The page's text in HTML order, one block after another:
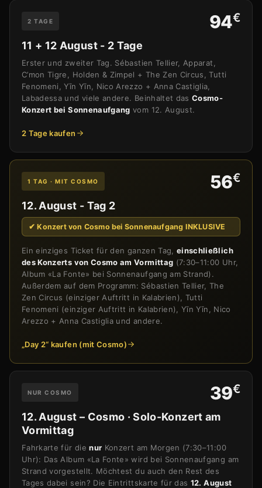
2 TAGE 94€
11 + 12 August - 2 Tage
Erster und zweiter Tag. Sébastien Tellier, Apparat,
C’mon Tigre, Holden & Zimpel + The Zen Circus, Tutti
Fenomeni, Yīn Yīn, Nico Arezzo + Anna Castiglia,
Labadessa und viele andere. Beinhaltet dasCosmo-
Konzert bei Sonnenaufgang vom 12. August.
2 Tage kaufen
1 TAG · MIT COSMO 56€
12. August - Tag 2
✔ Konzert von Cosmo bei Sonnenaufgang INKLUSIVE
Ein einziges Ticket für den ganzen Tag, einschließlich
des Konzerts von Cosmo am Vormittag (7:30–11:00 Uhr,
Album «La Fonte» bei Sonnenaufgang am Strand).
Außerdem auf dem Programm: Sébastien Tellier, The
Zen Circus (einziger Auftritt in Kalabrien), Tutti
Fenomeni (einziger Auftritt in Kalabrien), Yīn Yīn, Nico
Arezzo + Anna Castiglia und andere.
„Day 2“ kaufen (mit Cosmo)
NUR COSMO 39€
12. August – Cosmo · Solo-Konzert am
Vormittag
Fahrkarte für dienur Konzert am Morgen (7:30–11:00
Uhr): Das Album «La Fonte» wird bei Sonnenaufgang am
Strand vorgestellt. Möchtest du auch den Rest des
Tages dabei sein? Die Eintrittskarte für das 12. August